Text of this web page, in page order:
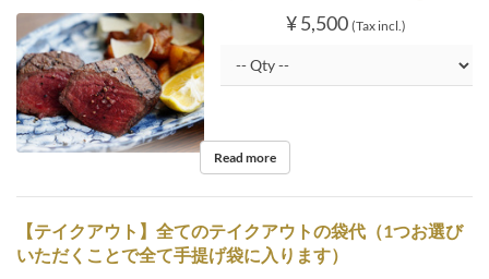
¥ 5,500 (Tax incl.)
Read more
【テイクアウト】全てのテイクアウトの袋代（1つお選び
いただくことで全て手提げ袋に入ります）